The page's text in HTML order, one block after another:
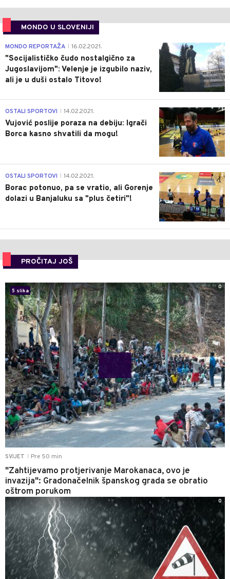
MONDO U SLOVENIJI
4
MONDO REPORTAŽA 16.02.2021.
"Socijalističko čudo nostalgično za
Jugoslavijom": Velenje je izgubilo naziv,
ali je u duši ostalo Titovo!
1
OSTALI SPORTOVI 14.02.2021.
Vujović poslije poraza na debiju: Igrači
Borca kasno shvatili da mogu!
3
OSTALI SPORTOVI 14.02.2021.
Borac potonuo, pa se vratio, ali Gorenje
dolazi u Banjaluku sa "plus četiri"!
PROČITAJ JOŠ
SVIJET Pre 50 min
"Zahtijevamo protjerivanje Marokanaca, ovo je
invazija": Gradonačelnik španskog grada se obratio
oštrom porukom
5 slika
0
0